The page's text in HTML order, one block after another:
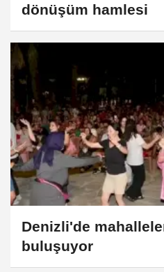
dönüşüm hamlesi
Denizli'de
buluşuyor